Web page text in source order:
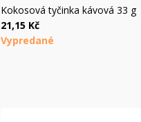
Rýchly náhľad
Kokosová tyčinka kávová 33 g
21,15 Kč
Vypredané